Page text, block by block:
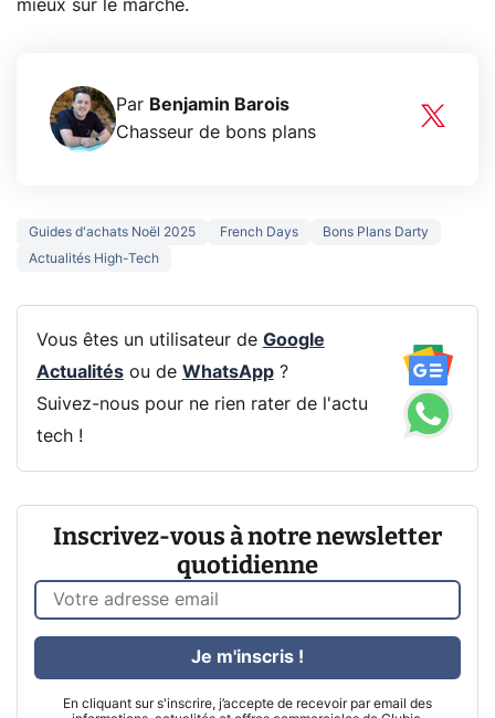
mieux sur le marché.
Par Benjamin Barois
Chasseur de bons plans
Guides d'achats Noël 2025 French Days
Bons Plans Darty
Actualités High-Tech
Vous êtes un utilisateur de Google
Actualitésou de WhatsApp?
Suivez-nous pour ne rien rater de l'actu
tech !
Inscrivez-vous à notre newsletter
quotidienne
En cliquant sur s'inscrire, j’accepte de recevoir par email des
Je m'inscris !